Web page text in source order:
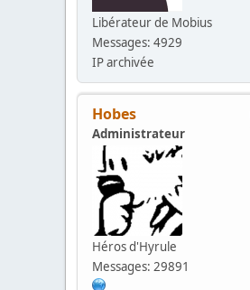
Libérateur de Mobius
Messages: 4929
IP archivée
Hobes
Administrateur
Héros d'Hyrule
Messages: 29891